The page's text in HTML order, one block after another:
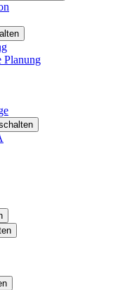
Planung